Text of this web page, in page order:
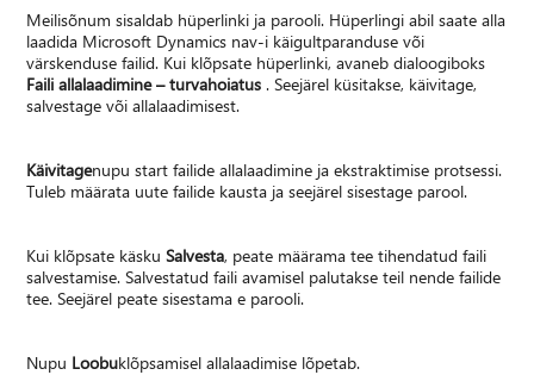
Meilisõnum sisaldab hüperlinki ja parooli. Hüperlingi abil saate alla
laadida Microsoft Dynamics nav-i käigultparanduse või
värskenduse failid. Kui klõpsate hüperlinki, avaneb dialoogiboks
Faili allalaadimine – turvahoiatus . Seejärel küsitakse, käivitage,
salvestage või allalaadimisest.
Käivitagenupu start failide allalaadimine ja ekstraktimise protsessi.
Tuleb määrata uute failide kausta ja seejärel sisestage parool.
Kui klõpsate käskuSalvesta, peate määrama tee tihendatud faili
salvestamise. Salvestatud faili avamisel palutakse teil nende failide
tee. Seejärel peate sisestama e parooli.
Nupu Loobuklõpsamisel allalaadimise lõpetab.